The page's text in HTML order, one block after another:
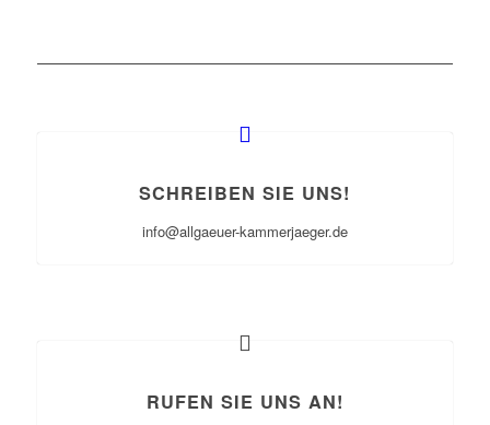
SCHREIBEN SIE UNS!
info@allgaeuer-kammerjaeger.de
RUFEN SIE UNS AN!